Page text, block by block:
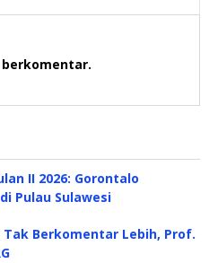
II 2026: Gorontalo
Pulau Sulawesi
Tak Berkomentar Lebih, Prof.